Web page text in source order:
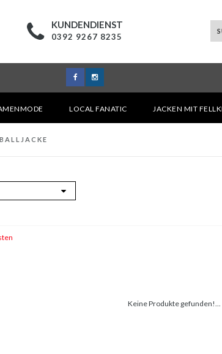
KUNDENDIENST
0392 9267 8235
LOCAL FANATIC JACKEN MIT
Keine Produkte gefunden!...